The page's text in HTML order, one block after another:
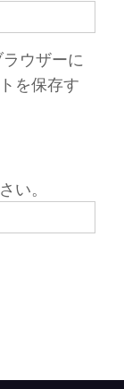
ウザーに
を保存す
い。